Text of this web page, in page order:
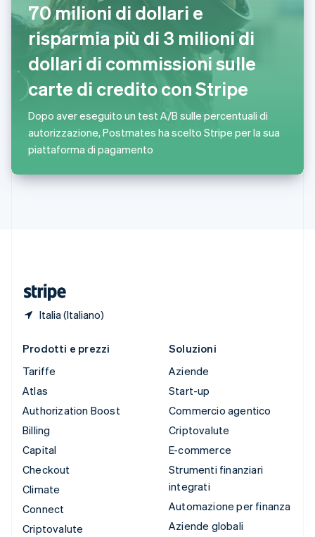
70 milioni di dollari e
risparmia più di 3 milioni di
dollari di commissioni sulle
carte di credito con Stripe
Dopo aver eseguito un test A/B sulle percentuali di
autorizzazione, Postmates ha scelto Stripe per la sua
piattaforma di pagamento
Italia (Italiano)
Romania
English
Singapore
English 简体中文
Slovacchia
English
Slovenia
EnglishItaliano
Spagna
EspañolEnglish
Stati Uniti
Svezia
Prodotti e prezzi
Tariffe
Atlas
Authorization Boost
Billing
Capital
Checkout
Climate
Connect
Criptovalute
Soluzioni
Aziende
Start-up
Commercio agentico
Criptovalute
E-commerce
Strumenti finanziari
integrati
Automazione per finanza
Aziende globali